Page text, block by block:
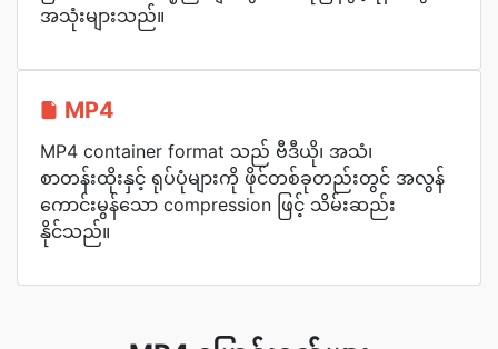
အသုံးများသည်။
MP4
MP4 container format သည် ဗီဒီယို၊ အသံ၊
စာတန်းထိုးနှင့် ရုပ်ပုံများကို ဖိုင်တစ်ခုတည်းတွင် အလွန်
ကောင်းမွန်သော compression ဖြင့် သိမ်းဆည်း
နိုင်သည်။